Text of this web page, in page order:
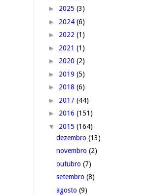
► 2025 (3)
► 2024 (6)
► 2022 (1)
► 2021 (1)
► 2020 (2)
► 2019 (5)
► 2018 (6)
► 2017 (44)
► 2016 (151)
▼ 2015 (164)
dezembro (13)
novembro (2)
outubro (7)
setembro (8)
agosto (9)